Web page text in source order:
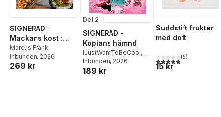
SIGNERAD -
Mackans kost :
Middagar och
matlådor
Marcus Frank
Inbunden, 2026
269 kr
Del 2
SIGNERAD -
Kopians hämnd
IJustWantToBeCool,
Joel Adolphson
Ejdemo Beer
Inbunden, 2026
189 kr
Suddstift frukter
med doft
4,8utav 5 stjärnor.
(5)
15 kr